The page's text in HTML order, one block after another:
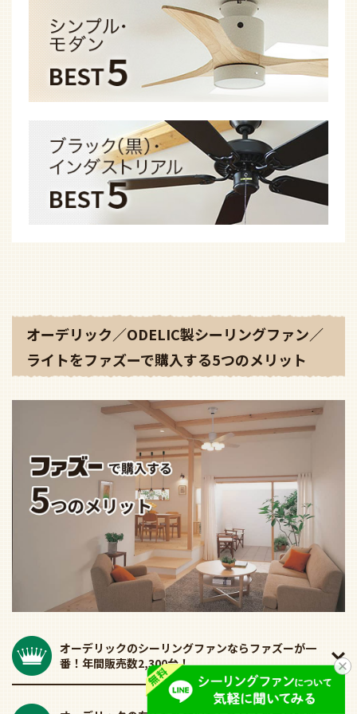
オーデリック／ODELIC製シーリングファン／
ライトをファズーで購入する5つのメリット
オーデリックのシーリングファンならファズーが一
番！年間販売数2,300台！